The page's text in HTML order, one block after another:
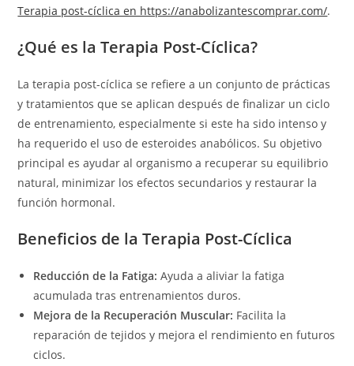
Terapia post-cíclica en https://anabolizantescomprar.com/.
¿Qué es la Terapia Post-Cíclica?
La terapia post-cíclica se refiere a un conjunto de prácticas
y tratamientos que se aplican después de finalizar un ciclo
de entrenamiento, especialmente si este ha sido intenso y
ha requerido el uso de esteroides anabólicos. Su objetivo
principal es ayudar al organismo a recuperar su equilibrio
natural, minimizar los efectos secundarios y restaurar la
función hormonal.
Beneficios de la Terapia Post-Cíclica
Reducción de la Fatiga: Ayuda a aliviar la fatiga
acumulada tras entrenamientos duros.
Mejora de la Recuperación Muscular: Facilita la
reparación de tejidos y mejora el rendimiento en futuros
ciclos.